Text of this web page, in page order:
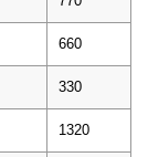
660
330
1320